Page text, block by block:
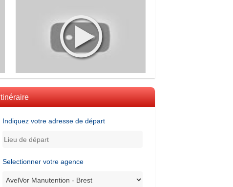
Itinéraire
Indiquez votre adresse de départ
Selectionner votre agence